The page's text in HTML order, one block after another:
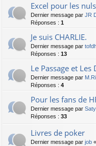
Excel pour les nuls
Dernier message par JR
Réponses : 1
Je suis CHARLIE.
Dernier message par
Réponses : 13
Le Passage et Les
Dernier message par
Réponses : 4
Pour les fans de
Dernier message par
Réponses : 33
Livres de poker
Dernier message par job «